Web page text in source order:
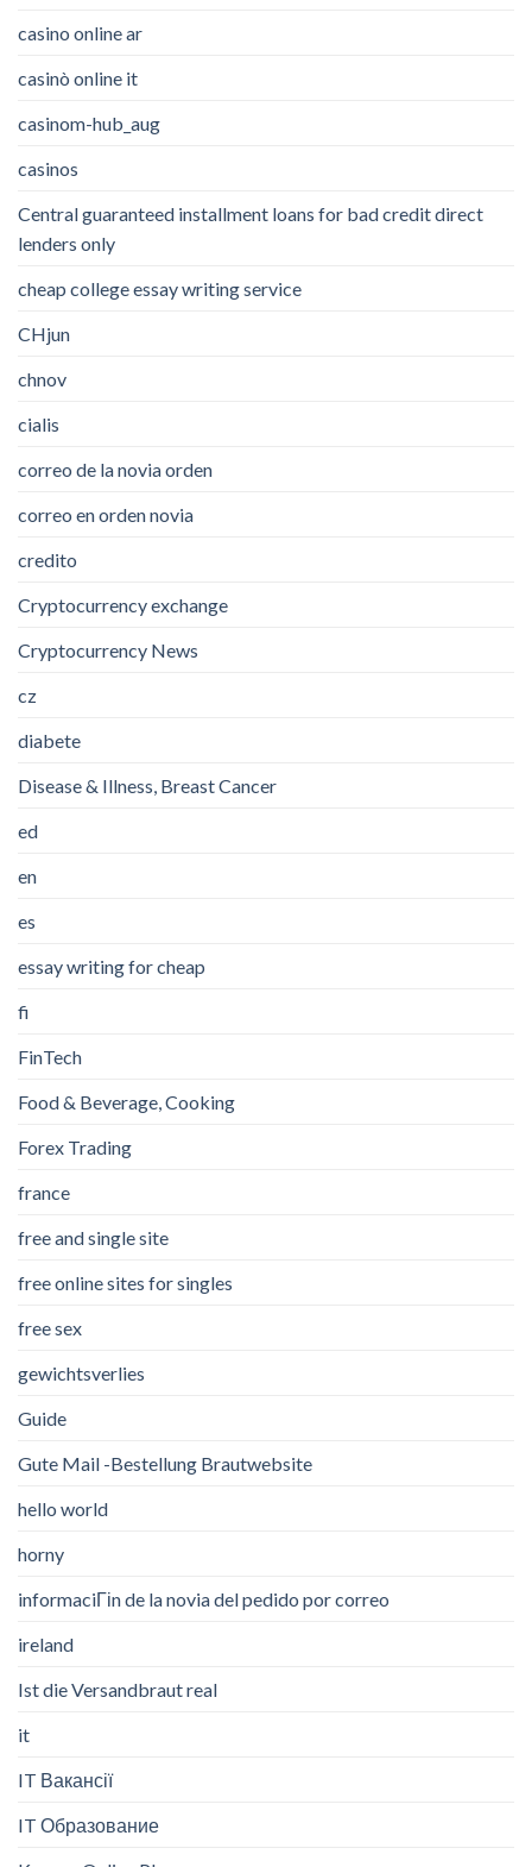
casino online ar
casinò online it
casinom-hub_aug
casinos
Central guaranteed installment loans for bad credit direct
lenders only
cheap college essay writing service
CHjun
chnov
cialis
correo de la novia orden
correo en orden novia
credito
Cryptocurrency exchange
Cryptocurrency News
cz
diabete
Disease & Illness, Breast Cancer
ed
en
es
essay writing for cheap
fi
FinTech
Food & Beverage, Cooking
Forex Trading
france
free and single site
free online sites for singles
free sex
gewichtsverlies
Guide
Gute Mail -Bestellung Brautwebsite
hello world
horny
informaciГіn de la novia del pedido por correo
ireland
Ist die Versandbraut real
it
IT Вакансії
IT Образование